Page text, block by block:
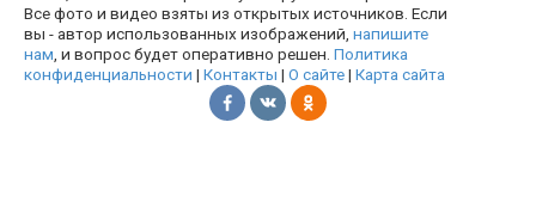
Все фото и видео взяты из открытых источников. Если
вы - автор использованных изображений, напишите
нам , и вопрос будет оперативно решен. Политика
конфиденциальности | Контакты | О сайте| Карта сайта